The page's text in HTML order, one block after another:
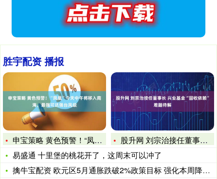
胜宇配资 播报
申宝策略 黄色预警！“凤凰”今天中午将移入南海，最强可达强台
股升网 刘宗治接任董事长 兴业基金“固收依赖”难题待解
易盛通 十里堡的桃花开了，这周末可以冲了
擒牛宝配资 欧元区5月通胀跌破2%政策目标 强化本周降息预期